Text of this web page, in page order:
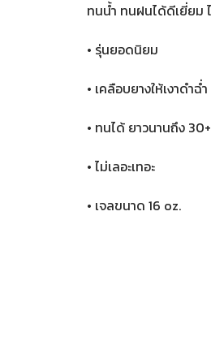
ทนน้ำ ทนฝนได้ดีเยี่ยม ไ
• รุ่นยอดนิยม
• เคลือบยางให้เงาดำฉ่ำ
• ทนได้ ยาวนานถึง
• ไม่เลอะเทอะ
• เจลขนาด 16 oz.